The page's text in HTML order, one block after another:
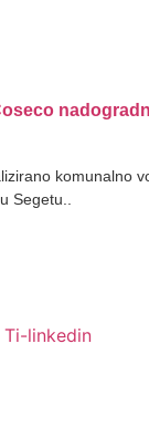
komunalno
Segetu..
Ti-linkedin